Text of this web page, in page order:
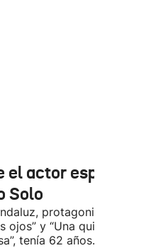
el actor español
Solo
protagonista de
ojos” y “Una quinta
tenía 62 años.